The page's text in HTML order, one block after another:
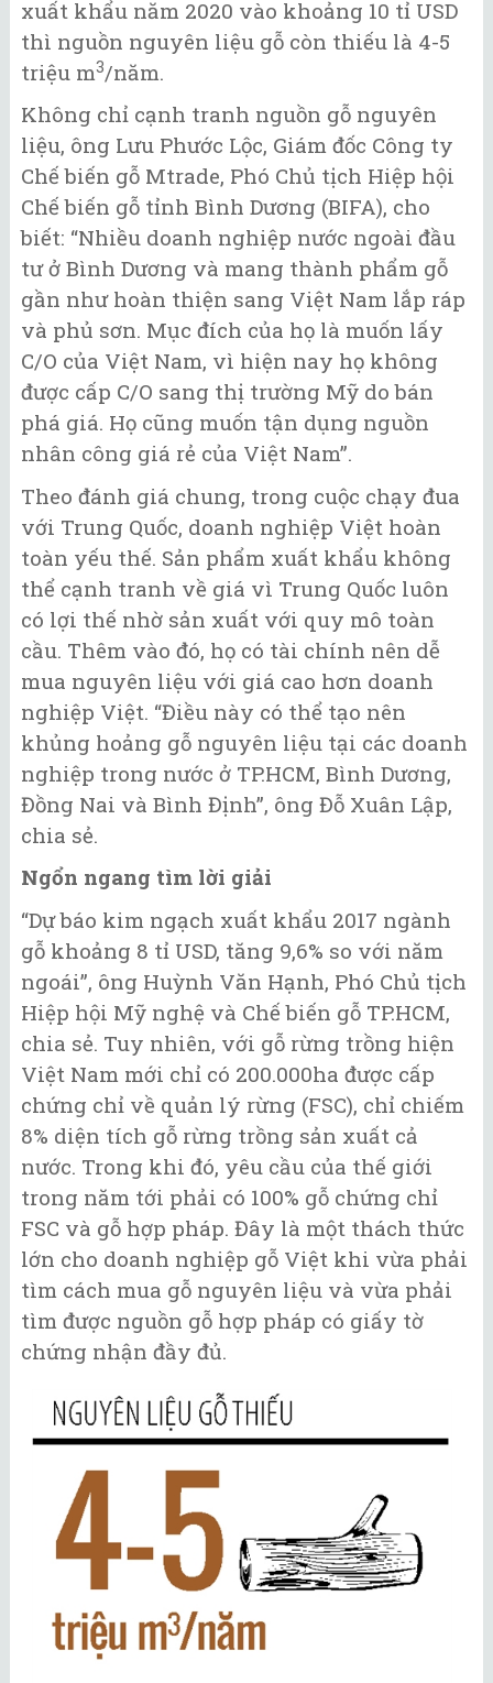
xuất khẩu năm 2020 vào khoảng 10 tỉ USD
thì nguồn nguyên liệu gỗ còn thiếu là 4-5
triệu m3/năm.
Không chỉ cạnh tranh nguồn gỗ nguyên
liệu, ông Lưu Phước Lộc, Giám đốc Công ty
Chế biến gỗ Mtrade, Phó Chủ tịch Hiệp hội
Chế biến gỗ tỉnh Bình Dương (BIFA), cho
biết: “Nhiều doanh nghiệp nước ngoài đầu
tư ở Bình Dương và mang thành phẩm gỗ
gần như hoàn thiện sang Việt Nam lắp ráp
và phủ sơn. Mục đích của họ là muốn lấy
C/O của Việt Nam, vì hiện nay họ không
được cấp C/O sang thị trường Mỹ do bán
phá giá. Họ cũng muốn tận dụng nguồn
nhân công giá rẻ của Việt Nam”.
Theo đánh giá chung, trong cuộc chạy đua
với Trung Quốc, doanh nghiệp Việt hoàn
toàn yếu thế. Sản phẩm xuất khẩu không
thể cạnh tranh về giá vì Trung Quốc luôn
có lợi thế nhờ sản xuất với quy mô toàn
cầu. Thêm vào đó, họ có tài chính nên dễ
mua nguyên liệu với giá cao hơn doanh
nghiệp Việt. “Điều này có thể tạo nên
khủng hoảng gỗ nguyên liệu tại các doanh
nghiệp trong nước ở TP.HCM, Bình Dương,
Đồng Nai và Bình Định”, ông Đỗ Xuân Lập,
chia sẻ.
Ngổn ngang tìm lời giải
“Dự báo kim ngạch xuất khẩu 2017 ngành
gỗ khoảng 8 tỉ USD, tăng 9,6% so với năm
ngoái”, ông Huỳnh Văn Hạnh, Phó Chủ tịch
Hiệp hội Mỹ nghệ và Chế biến gỗ TP.HCM,
chia sẻ. Tuy nhiên, với gỗ rừng trồng hiện
Việt Nam mới chỉ có 200.000ha được cấp
chứng chỉ về quản lý rừng (FSC), chỉ chiếm
8% diện tích gỗ rừng trồng sản xuất cả
nước. Trong khi đó, yêu cầu của thế giới
trong năm tới phải có 100% gỗ chứng chỉ
FSC và gỗ hợp pháp. Đây là một thách thức
lớn cho doanh nghiệp gỗ Việt khi vừa phải
tìm cách mua gỗ nguyên liệu và vừa phải
tìm được nguồn gỗ hợp pháp có giấy tờ
chứng nhận đầy đủ.